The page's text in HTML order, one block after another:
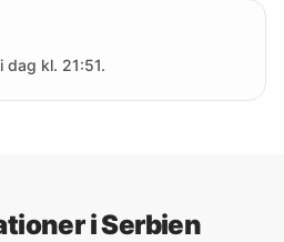
dag kl. 21:51.
i Serbien